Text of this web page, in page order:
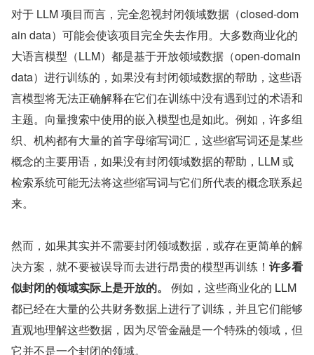
对于 LLM 项目而言，完全忽视封闭领域数据（closed-dom
ain data）可能会使该项目完全失去作用。大多数商业化的
大语言模型（LLM）都是基于开放领域数据（open-domain
data）进行训练的，如果没有封闭领域数据的帮助，这些语
言模型将无法正确解释在它们在训练中没有遇到过的术语和
主题。向量搜索中使用的嵌入模型也是如此。例如，许多组
织、机构都有大量的首字母缩写词汇，这些缩写词还是某些
概念的主要用语，如果没有封闭领域数据的帮助，LLM 或
检索系统可能无法将这些缩写词与它们所代表的概念联系起
来。
然而，如果其实并不需要封闭领域数据，或存在更简单的解
决方案，就不要被误导而去进行昂贵的模型再训练！ 许多看
似封闭的领域实际上是开放的。
例如，这些商业化的 LLM
都已经在大量的公共财务数据上进行了训练，并且它们能够
直观地理解这些数据，因为尽管金融是一个特殊的领域，但
它并不是一个封闭的领域。